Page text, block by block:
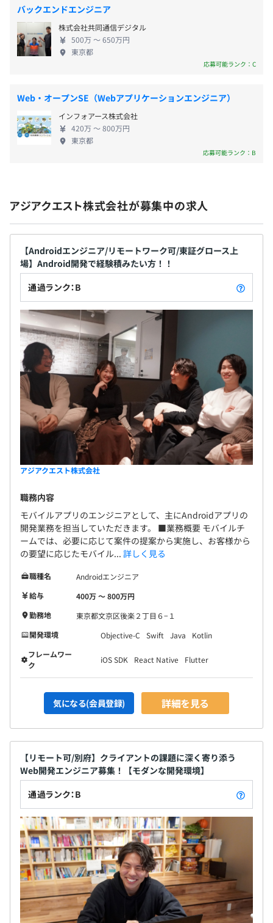
開催しています。
・コードレビュー
オンラインチャットでプログラミングに関するお題を出し
合い、 エンジニア同士でレビュー・アドバイスしあう文
自由参加で有志がスキル向上を図っています。
そのほか、
・資格取得支援制度
相談のうえ、ご希望のマシン（Win or mac）を支給しま
す。
業務用サブディスプレイも貸与いたします。
プロジェクトごとに選択、オブジェクト指向、ウォーター
フォール、アジャイル、スクラム
■デジタルイノベーション部
Web3Dを活用したシステム開発やアジャイル（スクラ
ム）の手法を取り入れたシステム開発、モバイルアプリ開
発など、最新技術を用いたプロダクト開発を目指していま
す。
■デジタルインテグレーション部
AWSを活用したWebシステムの構築をメインに、上流か
ら下流まで幅広い業務に対応。最近ではWeb3DやDWH、
ETLなど、ビッグデータ技術にも注目しています。
■クラウドインテグレーション部
クラウドソリューションを活用したインフラ基盤の構築を
中心に、企画から運用まで幅広い業務を担当。特に設計・
構築に強みがあり、顧客の課題に最適な環境を提供しま
す。
■コンサルティング部
PM/PMOのマネジメントやコンサルタント、テクニカル専
門人材が在籍。要件定義や事例調査からAWSを活用した
インフラ実装、Java、PHP、ローコードによる開発をお
こないます。
■デジタルエンジニアリング部
顧客のパートナーとして、顧客に近い位置で開発をおこな
い、内製化支援や仕様・要件に合わせたプロダクト開発、
■交通費支給（月3万円まで）
昇給：年2回(4月・10月)
会社業績や本人評価により見直し。但し、10月は特別に
社会保険完備（健康保険・厚生年金加入・雇用保険・労災
保険）
無期雇用
3カ月（期間中、待遇に変更はありません）
間の仮想建設現場上に表示することで、リアルタイ
ムに建設現場の状態を可視化することができるデジ
タルツインシステム「3D K-Field」を開発。また、自
社サービスであるIoTプラットフォーム
ラウドサービスの設計、環境構築、オンプレミス環
境からの移行のサポートが中心です。クラウド、サー
バー、ネットワーク、ストレージ、仮想化環境など、
顧客のITインフラ環境を構築～移行～運用管理まで
ります。また、SESでの設計構築案件では、大手SIer
との直取引案件が多くを占めています。 ■Webシス
テム/モバイル開発 フルスクラッチでの「ECサイト構
築ソリューション」「CMSサイト／BLOG構築」「会
員サイト／コミュニティサイト構築」「Webキャン
ペーンシステム構築」などの受託開発実績がありま
す。さらにスマートフォン／タブレットアプリ開発に
おいては、「ソーシャルメディア連携アプリ」「EC
ショッピングアプリ」「カタログ・ディスプレイ用
業務アプリ」「営業支援・SFAアプリ」などを手掛け
ています。受託案件を中心に幅広い領域・規模の案件
があり、提案からデザイン/開発、運用までワンスト
ップで対応しています。 ■UI/UX 企画立案、UI/UXデ
ザインから実装まで一貫して対応し、顧客体験価値
を向上させます。最新の言語/フレームワークや、ノ
ーコード/ローコードツールなどを使用しモダンな環
境で開発します。⼈事労務SaaS開発⽀援案件や、レ
ストラン検索サイト改善案件などさまざまな案件事
例があります。
バックエンドエンジニア
株式会社共同通信デジタル
500万 〜 650万円
東京都
応募可能ランク：C
Web・オープンSE（Webアプリケーションエンジニア）
インフォアース株式会社
420万 〜 800万円
東京都
応募可能ランク：B
アジアクエスト株式会社が募集中の求人
【Androidエンジニア/リモートワーク可/東証グロース上
場】Android開発で経験積みたい方！！
通過ランク：B
アジアクエスト株式会社
職務内容
モバイルアプリのエンジニアとして、主にAndroidアプリの
開発業務を担当していただきます。 ■業務概要 モバイルチ
ームでは、必要に応じて案件の提案から実施し、お客様から
の要望に応じたモバイル... 詳しく見る
職種名
Androidエンジニア
給与
400万 〜 800万円
勤務地
東京都文京区後楽２丁目６−１
開発環境
Objective-C Swift Java
Kotlin
フレームワー
ク
iOS SDK React Native Flutter
気になる(会員登録) 詳細を見る
【リモート可/別府】クライアントの課題に深く寄り添う
Web開発エンジニア募集！【モダンな開発環境】
通過ランク：B